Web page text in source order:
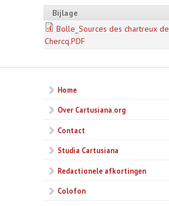
Bijlage
Bolle_Sources des chartreux de
Chercq.PDF
Home
Over Cartusiana.org
Contact
Studia Cartusiana
Redactionele afkortingen
Colofon